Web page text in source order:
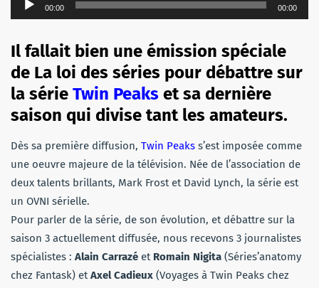
audio
00:00 00:00
Il fallait bien une émission spéciale
de La loi des séries pour débattre sur
la série Twin Peaks et sa dernière
saison qui divise tant les amateurs.
Dès sa première diffusion, Twin Peaks s’est imposée comme
une oeuvre majeure de la télévision. Née de l’association de
deux talents brillants, Mark Frost et David Lynch, la série est
un OVNI sérielle.
Pour parler de la série, de son évolution, et débattre sur la
saison 3 actuellement diffusée, nous recevons 3 journalistes
spécialistes : Alain Carrazé et Romain Nigita (Séries’anatomy
chez Fantask) etAxel Cadieux (Voyages à Twin Peaks chez